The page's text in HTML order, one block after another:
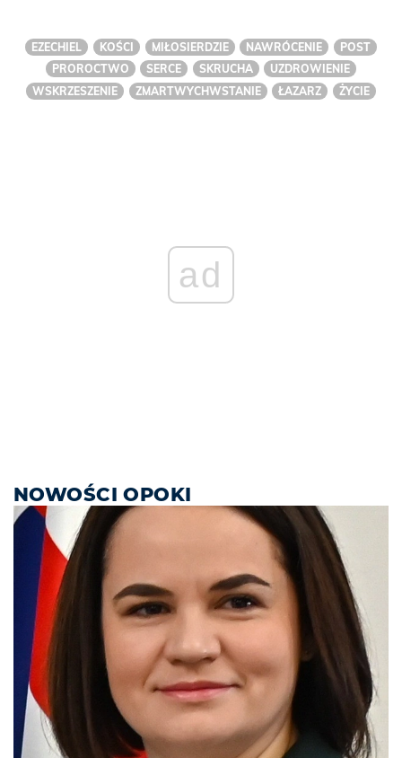
EZECHIEL KOŚCI MIŁOSIERDZIE NAWRÓCENIE
POST
PROROCTWO
SERCE SKRUCHA
UZDROWIENIE
WSKRZESZENIE
ZMARTWYCHWSTANIE ŁAZARZ ŻYCIE
ad
NOWOŚCI OPOKI